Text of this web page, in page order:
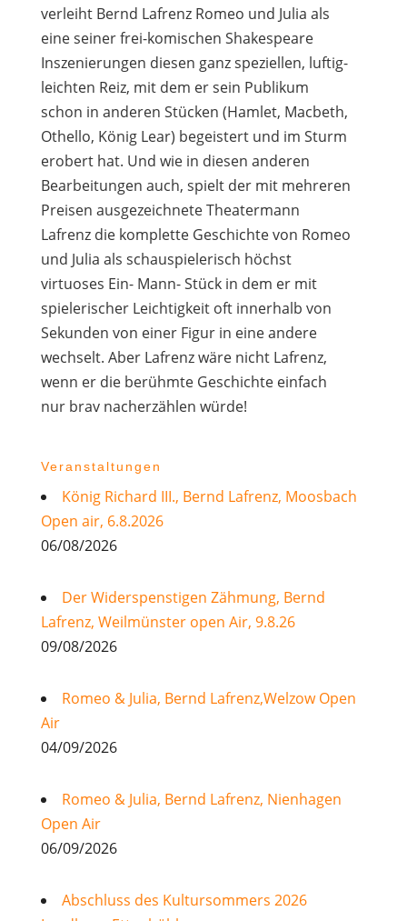
verleiht Bernd Lafrenz Romeo und Julia als
eine seiner frei-komischen Shakespeare
Inszenierungen diesen ganz speziellen, luftig-
leichten Reiz, mit dem er sein Publikum
schon in anderen Stücken (Hamlet, Macbeth,
Othello, König Lear) begeistert und im Sturm
erobert hat. Und wie in diesen anderen
Bearbeitungen auch, spielt der mit mehreren
Preisen ausgezeichnete Theatermann
Lafrenz die komplette Geschichte von Romeo
und Julia als schauspielerisch höchst
virtuoses Ein- Mann- Stück in dem er mit
spielerischer Leichtigkeit oft innerhalb von
Sekunden von einer Figur in eine andere
wechselt. Aber Lafrenz wäre nicht Lafrenz,
wenn er die berühmte Geschichte einfach
nur brav nacherzählen würde!
Veranstaltungen
König Richard III., Bernd Lafrenz, Moosbach
Open air, 6.8.2026
06/08/2026
Der Widerspenstigen Zähmung, Bernd
Lafrenz, Weilmünster open Air, 9.8.26
09/08/2026
Romeo & Julia, Bernd Lafrenz,Welzow Open
Air
04/09/2026
Romeo & Julia, Bernd Lafrenz, Nienhagen
Open Air
06/09/2026
Abschluss des Kultursommers 2026